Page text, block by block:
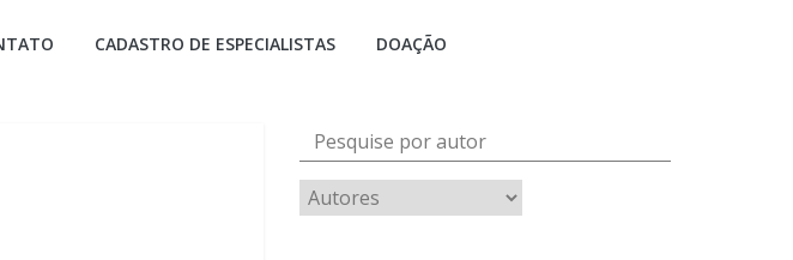
CADASTRO DE ESPECIALISTAS DOAÇÃO
Pesquise por autor